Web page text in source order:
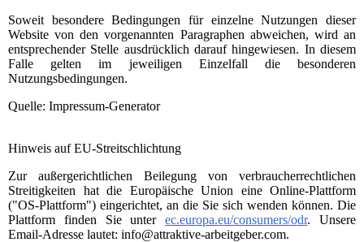
Soweit besondere Bedingungen für einzelne Nutzungen dieser
Website von den vorgenannten Paragraphen abweichen, wird an
entsprechender Stelle ausdrücklich darauf hingewiesen. In diesem
Falle gelten im jeweiligen Einzelfall die besonderen
Nutzungsbedingungen.
Quelle: Impressum-Generator
Hinweis auf EU-Streitschlichtung
Zur außergerichtlichen Beilegung von verbraucherrechtlichen
Streitigkeiten hat die Europäische Union eine Online-Plattform
("OS-Plattform") eingerichtet, an die Sie sich wenden können. Die
Plattform finden Sie unterec.europa.eu/consumers/odr. Unsere
Email-Adresse lautet: info@attraktive-arbeitgeber.com.